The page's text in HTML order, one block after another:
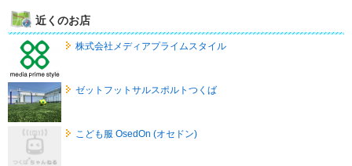
近くのお店
株式会社メディアプライムスタイル
ゼットフットサルスポルトつくば
こども服 OsedOn (オセドン)